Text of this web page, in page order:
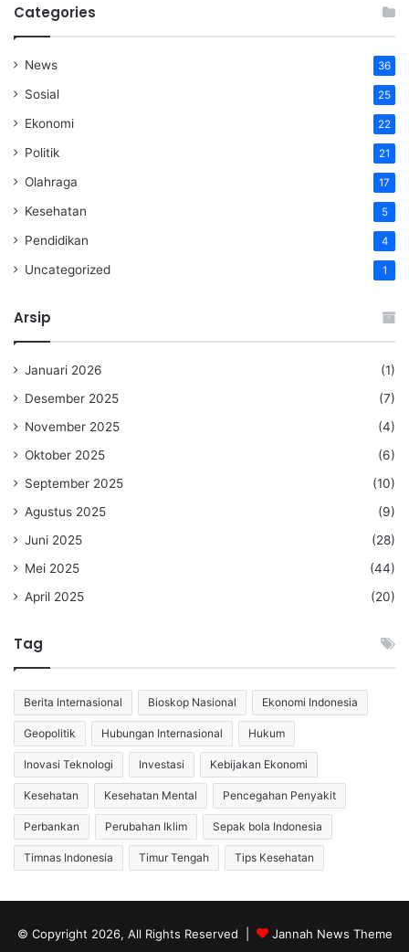
Categories
News 36
Sosial 25
Ekonomi 22
Politik 21
Olahraga 17
Kesehatan 5
Pendidikan 4
Uncategorized 1
Arsip
Januari 2026
(1)
Desember 2025
(7)
November 2025
(4)
Oktober 2025
(6)
September 2025
(10)
Agustus 2025
(9)
Juni 2025
(28)
Mei 2025
(44)
April 2025
(20)
Tag
Berita Internasional Bioskop Nasional Ekonomi Indonesia
Geopolitik Hubungan Internasional Hukum
Inovasi Teknologi Investasi Kebijakan Ekonomi
Kesehatan Kesehatan Mental Pencegahan Penyakit
Perbankan Perubahan Iklim Sepak bola Indonesia
Timnas Indonesia Timur Tengah Tips Kesehatan
© Copyright 2026, All Rights Reserved | Jannah News Theme